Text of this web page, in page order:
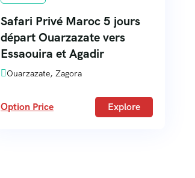
Safari Privé Maroc 5 jours
départ Ouarzazate vers
Essaouira et Agadir
Ouarzazate, Zagora
Option Price Explore